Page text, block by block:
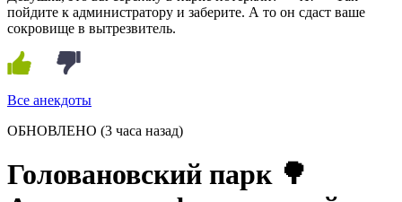
пойдите к администратору и заберите. А то он сдаст ваше
сокровище в вытрезвитель.
Все анекдоты
ОБНОВЛЕНО (3 часа назад)
Головановский парк 🌳